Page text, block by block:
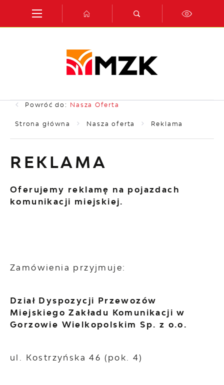
Przejdź do menu.
Przejdź do wyszukiwarki.
Przejdź do treści.
Przejdź do ustawień wielkości czcionki.
Włącz wersję kontrastową strony.
Powróć do: Nasza Oferta
Strona główna Nasza oferta Reklama
REKLAMA
Oferujemy reklamę na pojazdach
komunikacji miejskiej.
Zamówienia przyjmuje:
Dział Dyspozycji Przewozów
Miejskiego Zakładu Komunikacji w
Gorzowie Wielkopolskim Sp. z o.o.
ul. Kostrzyńska 46 (pok. 4)